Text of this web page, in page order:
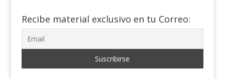
Recibe material exclusivo en tu Correo: